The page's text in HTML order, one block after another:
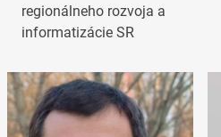
regionálneho rozvoja a
informatizácie SR